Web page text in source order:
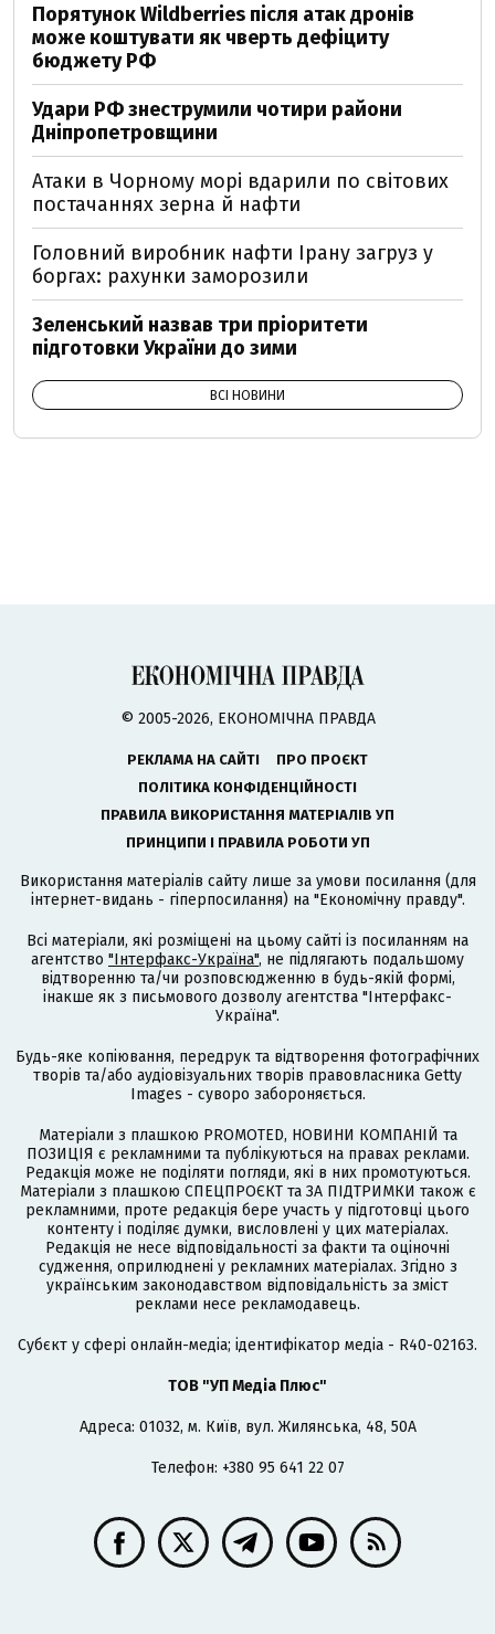
Порятунок Wildberries після атак дронів
може коштувати як чверть дефіциту
бюджету РФ
Удари РФ знеструмили чотири райони
Дніпропетровщини
Атаки в Чорному морі вдарили по світових
постачаннях зерна й нафти
Головний виробник нафти Ірану загруз у
боргах: рахунки заморозили
Зеленський назвав три пріоритети
підготовки України до зими
ВСІ НОВИНИ
© 2005-2026, ЕКОНОМІЧНА ПРАВДА
РЕКЛАМА НА САЙТІ
ПРО ПРОЄКТ
ПОЛІТИКА КОНФІДЕНЦІЙНОСТІ
ПРАВИЛА ВИКОРИСТАННЯ МАТЕРІАЛІВ УП
ПРИНЦИПИ І ПРАВИЛА РОБОТИ УП
Використання матеріалів сайту лише за умови посилання (для
інтернет-видань - гіперпосилання) на "Економічну правду".
Всі матеріали, які розміщені на цьому сайті із посиланням на
агентство "Інтерфакс-Україна", не підлягають подальшому
відтворенню та/чи розповсюдженню в будь-якій формі,
інакше як з письмового дозволу агентства "Інтерфакс-
Україна".
Будь-яке копіювання, передрук та відтворення фотографічних
творів та/або аудіовізуальних творів правовласника Getty
Images - суворо забороняється.
Матеріали з плашкою PROMOTED, НОВИНИ КОМПАНІЙ та
ПОЗИЦІЯ є рекламними та публікуються на правах реклами.
Редакція може не поділяти погляди, які в них промотуються.
Матеріали з плашкою СПЕЦПРОЄКТ та ЗА ПІДТРИМКИ також є
рекламними, проте редакція бере участь у підготовці цього
контенту і поділяє думки, висловлені у цих матеріалах.
Редакція не несе відповідальності за факти та оціночні
судження, оприлюднені у рекламних матеріалах. Згідно з
українським законодавством відповідальність за зміст
реклами несе рекламодавець.
Cубєкт у сфері онлайн-медіа; ідентифікатор медіа - R40-02163.
ТОВ "УП Медіа Плюс"
Адреса: 01032, м. Київ, вул. Жилянська, 48, 50А
Телефон: +380 95 641 22 07